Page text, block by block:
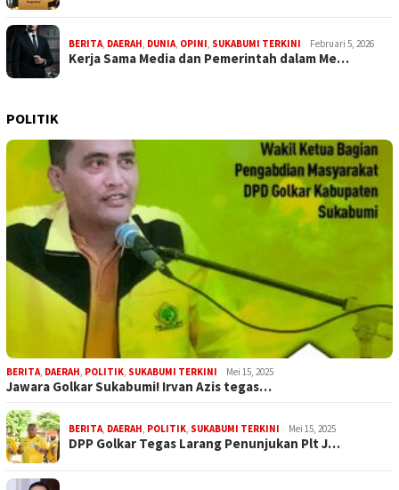
BERITA, DAERAH, DUNIA, OPINI, SUKABUMI TERKINI Februari 5, 2026
Kerja Sama Media dan Pemerintah dalam Me…
POLITIK
BERITA, DAERAH, POLITIK, SUKABUMI TERKINI Mei 15, 2025
Jawara Golkar Sukabumi! Irvan Azis tegas…
BERITA, DAERAH, POLITIK, SUKABUMI TERKINI Mei 15, 2025
DPP Golkar Tegas Larang Penunjukan Plt J…